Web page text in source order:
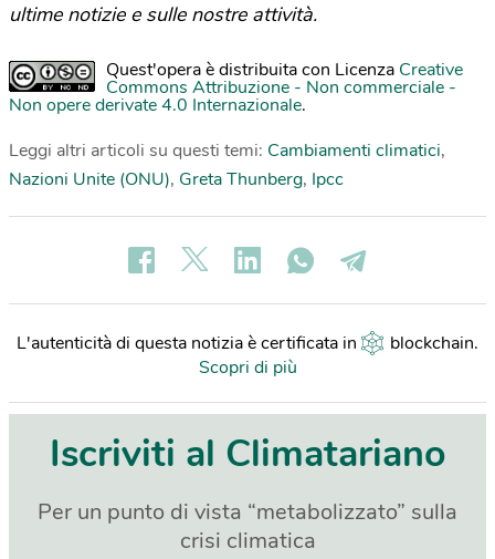
ultime notizie e sulle nostre attività.
Quest'opera è distribuita con Licenza Creative
Commons Attribuzione - Non commerciale -
Non opere derivate 4.0 Internazionale.
Leggi altri articoli su questi temi: Cambiamenti climatici,
Nazioni Unite (ONU), Greta Thunberg, Ipcc
L'autenticità di questa notizia è certificata in blockchain.
Scopri di più
Iscriviti al Climatariano
Per un punto di vista “metabolizzato” sulla
crisi climatica